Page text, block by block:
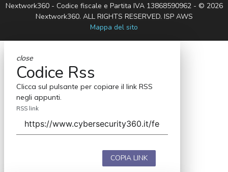
Nextwork360 - Codice fiscale e Partita IVA 13868590962 - © 2026
Nextwork360. ALL RIGHTS RESERVED. ISP AWS
Mappa del sito
close
Codice Rss
Clicca sul pulsante per copiare il link RSS
negli appunti.
RSS link
COPIA LINK